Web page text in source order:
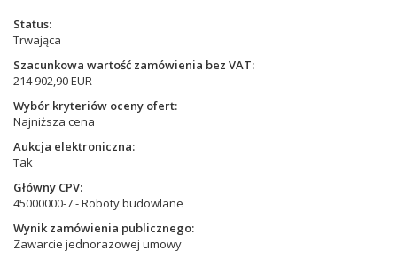
Status
Trwająca
Szacunkowa wartość zamówienia bez VAT
214 902,90 EUR
Wybór kryteriów oceny ofert
Najniższa cena
Aukcja elektroniczna
Tak
Główny CPV
45000000-7 - Roboty budowlane
Wynik zamówienia publicznego
Zawarcie jednorazowej umowy